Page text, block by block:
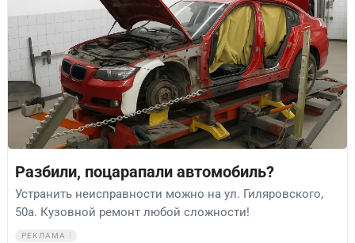
Разбили, поцарапали автомобиль?
Устранить неисправности можно на ул. Гиляровского,
50а. Кузовной ремонт любой сложности!
РЕКЛАМА